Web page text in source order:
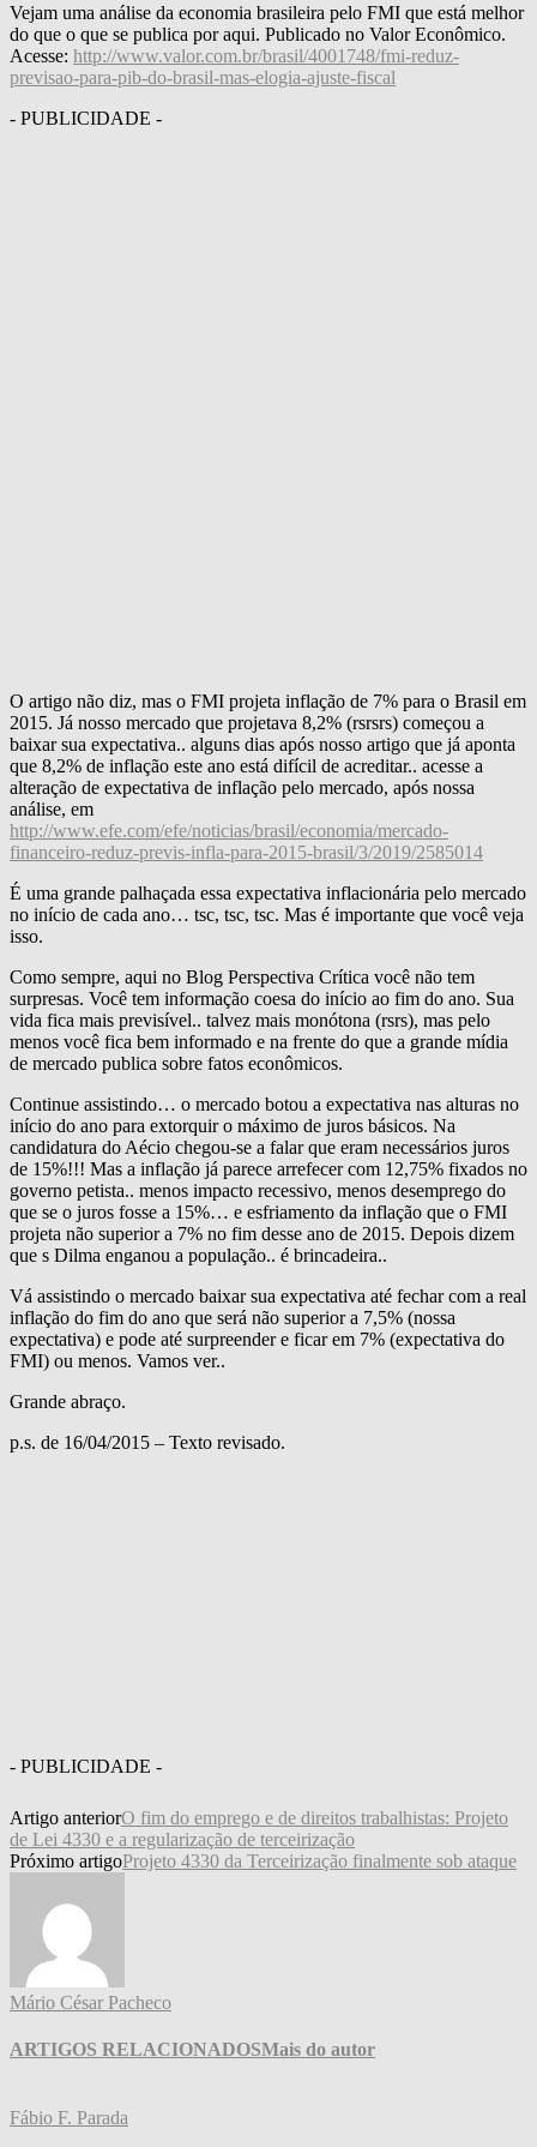
Vejam uma análise da economia brasileira pelo FMI que está melhor
do que o que se publica por aqui. Publicado no Valor Econômico.
Acesse: http://www.valor.com.br/brasil/4001748/fmi-reduz-
previsao-para-pib-do-brasil-mas-elogia-ajuste-fiscal
- PUBLICIDADE -
O artigo não diz, mas o FMI projeta inflação de 7% para o Brasil em
2015. Já nosso mercado que projetava 8,2% (rsrsrs) começou a
baixar sua expectativa.. alguns dias após nosso artigo que já aponta
que 8,2% de inflação este ano está difícil de acreditar.. acesse a
alteração de expectativa de inflação pelo mercado, após nossa
análise, em
http://www.efe.com/efe/noticias/brasil/economia/mercado-
financeiro-reduz-previs-infla-para-2015-brasil/3/2019/2585014
É uma grande palhaçada essa expectativa inflacionária pelo mercado
no início de cada ano… tsc, tsc, tsc. Mas é importante que você veja
isso.
Como sempre, aqui no Blog Perspectiva Crítica você não tem
surpresas. Você tem informação coesa do início ao fim do ano. Sua
vida fica mais previsível.. talvez mais monótona (rsrs), mas pelo
menos você fica bem informado e na frente do que a grande mídia
de mercado publica sobre fatos econômicos.
Continue assistindo… o mercado botou a expectativa nas alturas no
início do ano para extorquir o máximo de juros básicos. Na
candidatura do Aécio chegou-se a falar que eram necessários juros
de 15%!!! Mas a inflação já parece arrefecer com 12,75% fixados no
governo petista.. menos impacto recessivo, menos desemprego do
que se o juros fosse a 15%… e esfriamento da inflação que o FMI
projeta não superior a 7% no fim desse ano de 2015. Depois dizem
que s Dilma enganou a população.. é brincadeira..
Vá assistindo o mercado baixar sua expectativa até fechar com a real
inflação do fim do ano que será não superior a 7,5% (nossa
expectativa) e pode até surpreender e ficar em 7% (expectativa do
FMI) ou menos. Vamos ver..
Grande abraço.
p.s. de 16/04/2015 – Texto revisado.
- PUBLICIDADE -
Artigo anteriorO fim do emprego e de direitos trabalhistas: Projeto
de Lei 4330 e a regularização de terceirização
Próximo artigoProjeto 4330 da Terceirização finalmente sob ataque
Mário César Pacheco
ARTIGOS RELACIONADOSMais do autor
Fábio F. Parada